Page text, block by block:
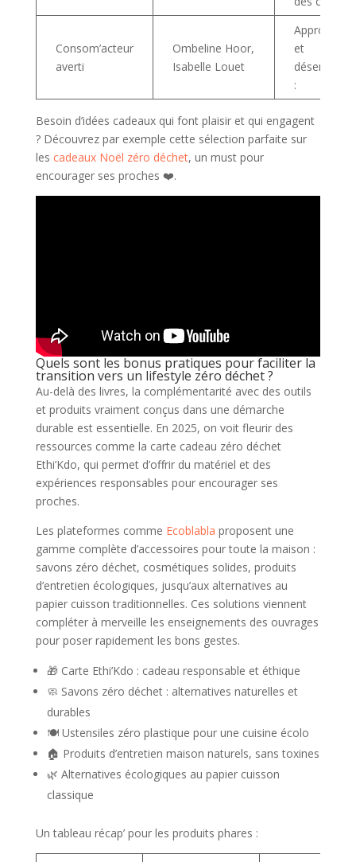
Consom’acteur
averti
Ombeline Hoor,
Isabelle Louet
Approche
et
:
Besoin d’idées cadeaux qui font plaisir et qui engagent
? Découvrez par exemple cette sélection parfaite sur
les cadeaux Noël zéro déchet, un must pour
encourager ses proches ❤️.
Quels sont les bonus pratiques pour faciliter la
transition vers un lifestyle zéro déchet ?
Au-delà des livres, la complémentarité avec des outils
et produits vraiment conçus dans une démarche
durable est essentielle. En 2025, on voit fleurir des
ressources comme la carte cadeau zéro déchet
Ethi’Kdo, qui permet d’offrir du matériel et des
expériences responsables pour encourager ses
proches.
Les plateformes comme Ecoblabla proposent une
gamme complète d’accessoires pour toute la maison :
savons zéro déchet, cosmétiques solides, produits
d’entretien écologiques, jusqu’aux alternatives au
papier cuisson traditionnelles. Ces solutions viennent
compléter à merveille les enseignements des ouvrages
pour poser rapidement les bons gestes.
🎁 Carte Ethi’Kdo : cadeau responsable et éthique
🧼 Savons zéro déchet : alternatives naturelles et
durables
🍽️ Ustensiles zéro plastique pour une cuisine écolo
🏠 Produits d’entretien maison naturels, sans toxines
🌿 Alternatives écologiques au papier cuisson
classique
Un tableau récap’ pour les produits phares :